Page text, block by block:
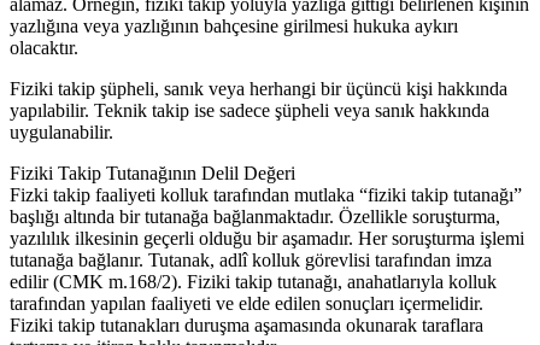
alamaz. Örneğin, fiziki takip yoluyla yazlığa gittiği belirlenen kişinin
yazlığına veya yazlığının bahçesine girilmesi hukuka aykırı
olacaktır.
Fiziki takip şüpheli, sanık veya herhangi bir üçüncü kişi hakkında
yapılabilir. Teknik takip ise sadece şüpheli veya sanık hakkında
uygulanabilir.
Fiziki Takip Tutanağının Delil Değeri
Fizki takip faaliyeti kolluk tarafından mutlaka “fiziki takip tutanağı”
başlığı altında bir tutanağa bağlanmaktadır. Özellikle soruşturma,
yazılılık ilkesinin geçerli olduğu bir aşamadır. Her soruşturma işlemi
tutanağa bağlanır. Tutanak, adlî kolluk görevlisi tarafından imza
edilir (CMK m.168/2). Fiziki takip tutanağı, anahatlarıyla kolluk
tarafından yapılan faaliyeti ve elde edilen sonuçları içermelidir.
Fiziki takip tutanakları duruşma aşamasında okunarak taraflara